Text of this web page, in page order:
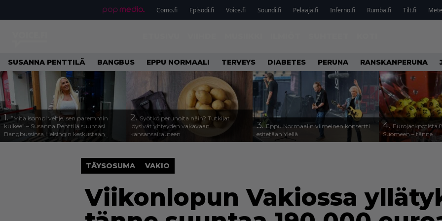
Como.fi Episodi.fi Voice.fi Soundi.fi Pelaaja.fi Inferno.fi Rumba.fi Tilt.fi
SUSANNA PENTTILÄ BANGBUS EPPU NORMAALI TERVEYS DIABETES PERUNA RANSKANPERUNA
1. ”Mitä isompi vehje, sen paremmin
kulkee” – Susanna Penttilä suuntasi
Bangbussinsa Helsingin keskustaan
2. Syötkö perunoita näin? Tutkijat
löysivät yhteyden vakavaan
kansansairauteen
3. Eppu Normaalin viimeinen konsertti
esitetään Ylellä
4. Eurojackpotista
Suomeen – tänne
TÄYSOSUMA VAKIO
Viikonlopun Vakiossa